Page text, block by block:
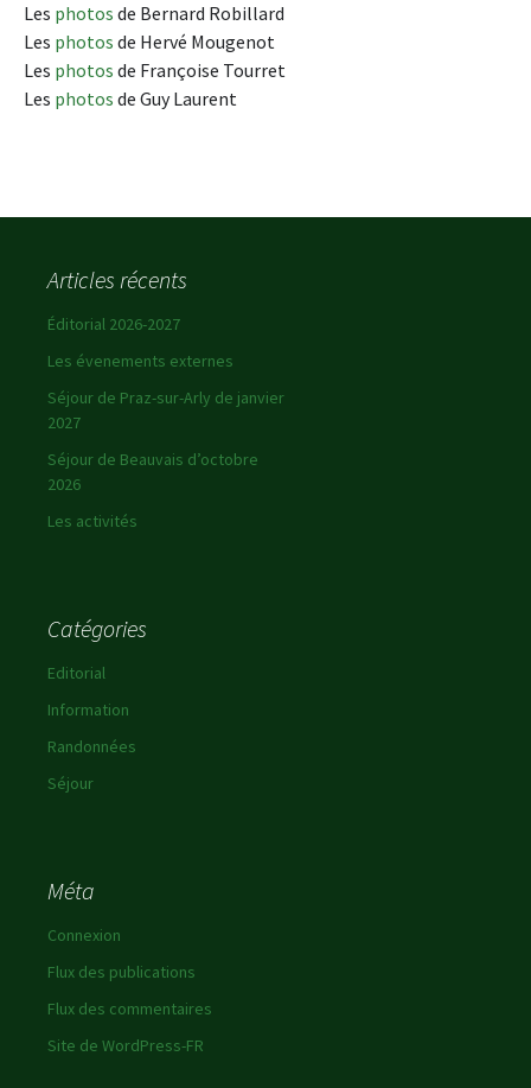
Les photos de Bernard Robillard
Les photos de Hervé Mougenot
Les photos de Françoise Tourret
Les photos de Guy Laurent
Articles récents
Éditorial 2026-2027
Les évenements externes
Séjour de Praz-sur-Arly de janvier
2027
Séjour de Beauvais d’octobre
2026
Les activités
Catégories
Editorial
Information
Randonnées
Séjour
Méta
Connexion
Flux des publications
Flux des commentaires
Site de WordPress-FR